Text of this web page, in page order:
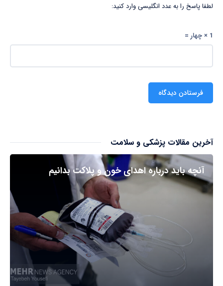
لطفا پاسخ را به عدد انگلیسی وارد کنید:
1 × چهار =
آخرین مقالات پزشکی و سلامت
آنچه باید درباره اهدای خون و پلاکت بدانیم